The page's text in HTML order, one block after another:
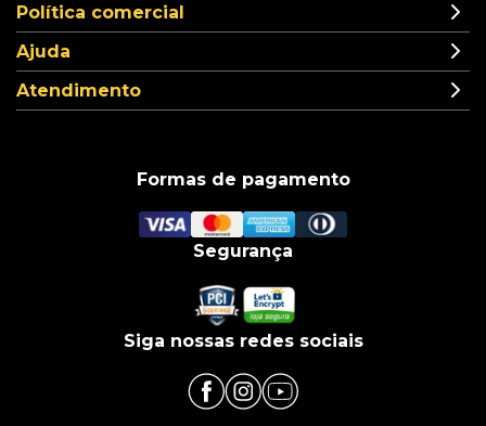
Política comercial
Ajuda
Atendimento
Formas de pagamento
Segurança
Siga nossas redes sociais